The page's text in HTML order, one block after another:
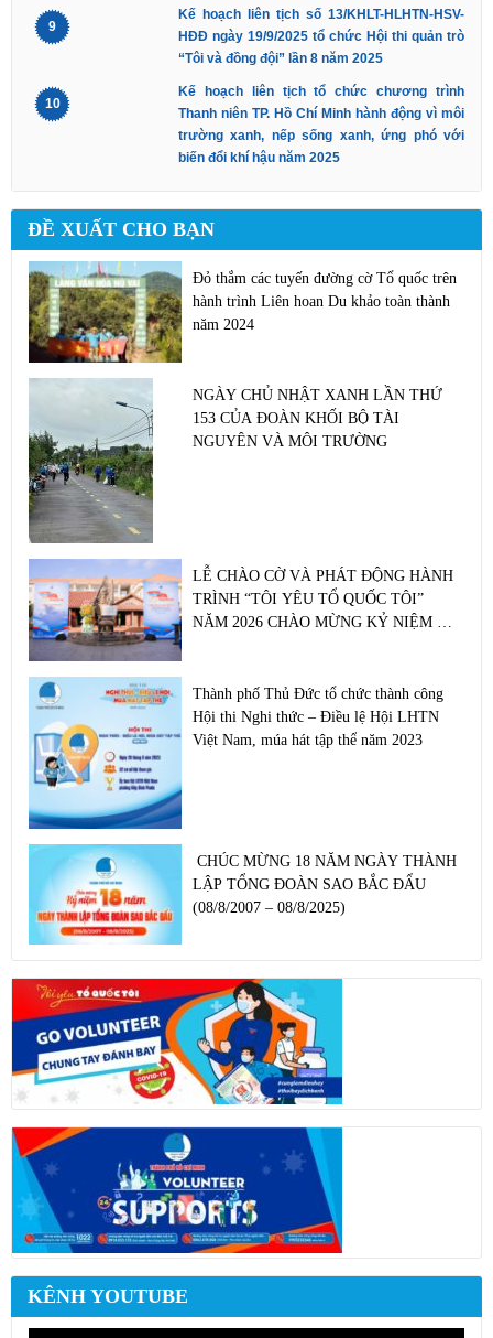
9
Kế hoạch liên tịch số 13/KHLT-HLHTN-HSV-
HĐĐ ngày 19/9/2025 tổ chức Hội thi quản trò
“Tôi và đồng đội” lần 8 năm 2025
10
Kế hoạch liên tịch tổ chức chương trình
Thanh niên TP. Hồ Chí Minh hành động vì môi
trường xanh, nếp sống xanh, ứng phó với
biến đổi khí hậu năm 2025
ĐỀ XUẤT CHO BẠN
Đỏ thắm các tuyến đường cờ Tổ quốc trên
hành trình Liên hoan Du khảo toàn thành
năm 2024
NGÀY CHỦ NHẬT XANH LẦN THỨ
153 CỦA ĐOÀN KHỐI BỘ TÀI
NGUYÊN VÀ MÔI TRƯỜNG
LỄ CHÀO CỜ VÀ PHÁT ĐỘNG HÀNH
TRÌNH “TÔI YÊU TỔ QUỐC TÔI”
NĂM 2026 CHÀO MỪNG KỶ NIỆM 51
– 30/4/2026) TẠI DI TÍCH LỊCH SỬ
NHÀ MÁ TÁM NHUNG
Thành phố Thủ Đức tổ chức thành công
Hội thi Nghi thức – Điều lệ Hội LHTN
Việt Nam, múa hát tập thể năm 2023
CHÚC MỪNG 18 NĂM NGÀY THÀNH
LẬP TỔNG ĐOÀN SAO BẮC ĐẨU
(08/8/2007 – 08/8/2025)
KÊNH YOUTUBE